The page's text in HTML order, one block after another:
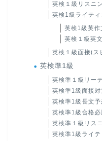
英検１級リスニ
英検1級ライティ
英検1級英作
英検１級英
英検１級面接(ス
英検準1級
英検準１級リー
英検準1級面接
英検準1級長文
英検準1級合格必
英検準１級リス
英検準1級ライテ